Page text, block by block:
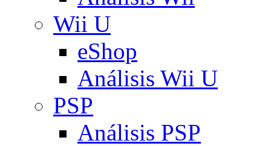
Wii U
eShop
Análisis Wii U
PSP
Análisis PSP